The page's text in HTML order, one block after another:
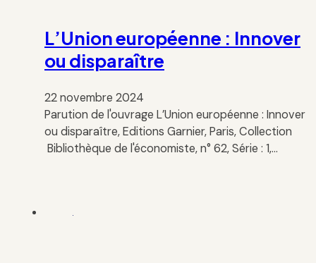
L’Union européenne : Innover
ou disparaître
22 novembre 2024
Parution de l'ouvrage L’Union européenne : Innover
ou disparaître, Editions Garnier, Paris, Collection
Bibliothèque de l'économiste, n° 62, Série : 1,…